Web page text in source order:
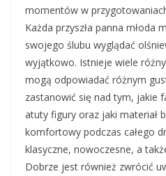
momentów w
Każda przyszła panna młoda
swojego ślubu wyglądać
wyjątkowo. Istnieje wiele
mogą odpowiadać różnym
zastanowić się nad tym, jakie
atuty figury oraz jaki materiał
komfortowy podczas całego
klasyczne, nowoczesne, a
Dobrze jest również zwrócić